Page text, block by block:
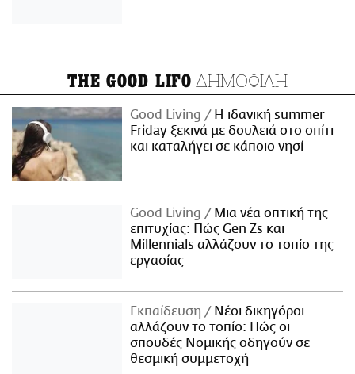
THE GOOD LIFO ΔΗΜΟΦΙΛΗ
Good Living
Η ιδανική summer
Friday ξεκινά με δουλειά στο σπίτι
και καταλήγει σε κάποιο νησί
Good Living
Μια νέα οπτική της
επιτυχίας: Πώς Gen Zs και
Millennials αλλάζουν το τοπίο της
εργασίας
Εκπαίδευση
Νέοι δικηγόροι
αλλάζουν το τοπίο: Πώς οι
σπουδές Νομικής οδηγούν σε
θεσμική συμμετοχή